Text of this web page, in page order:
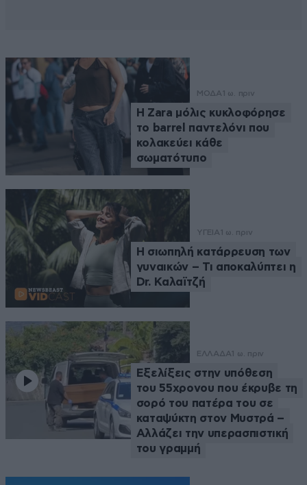
ΜΟΔΑ 1 ω. πριν
Η Zara μόλις κυκλοφόρησε
το barrel παντελόνι που
κολακεύει κάθε
σωματότυπο
ΥΓΕΙΑ 1 ω. πριν
Η σιωπηλή κατάρρευση των
γυναικών – Τι αποκαλύπτει η
Dr. Καλαϊτζή
ΕΛΛΑΔΑ 1 ω. πριν
Εξελίξεις στην υπόθεση
του 55χρονου που έκρυβε τη
σορό του πατέρα του σε
καταψύκτη στον Μυστρά –
Αλλάζει την υπερασπιστική
του γραμμή